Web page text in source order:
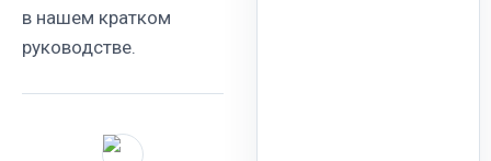
в нашем кратком
руководстве.